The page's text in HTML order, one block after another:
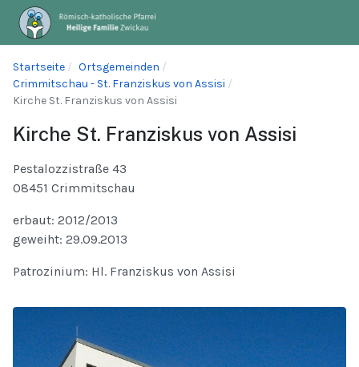
Startseite
Ortsgemeinden
Crimmitschau - St. Franziskus von Assisi
Kirche St. Franziskus von Assisi
Kirche St. Franziskus von Assisi
Pestalozzistraße 43
08451 Crimmitschau
erbaut: 2012/2013
geweiht: 29.09.2013
Patrozinium: Hl. Franziskus von Assisi